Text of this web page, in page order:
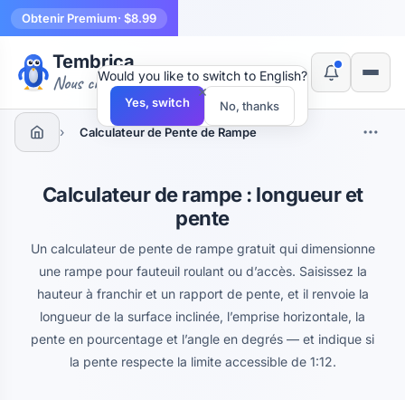
Obtenir Premium· $8.99
Tembrica
Nous créons des outils
› Calculateur de Pente de Rampe
Calculateur de rampe : longueur et
pente
Un calculateur de pente de rampe gratuit qui dimensionne
une rampe pour fauteuil roulant ou d’accès. Saisissez la
hauteur à franchir et un rapport de pente, et il renvoie la
longueur de la surface inclinée, l’emprise horizontale, la
pente en pourcentage et l’angle en degrés — et indique si
la pente respecte la limite accessible de 1:12.
×
Would you like to switch to English?
Yes, switch No, thanks